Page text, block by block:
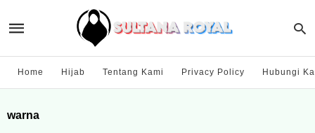
Home Hijab Tentang Kami Privacy Policy Hubungi
warna